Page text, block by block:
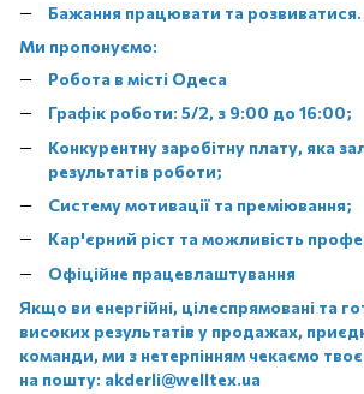
Бажання працювати та розвиватися.
Ми пропонуємо:
Робота в місті Одеса
Графік роботи: 5/2, з 9:00 до 16:00;
Конкурентну заробітну плату, яка
результатів роботи;
Систему мотивації та преміювання;
Кар'єрний ріст та можливість
Офіційне працевлаштування
Якщо ви енергійні, цілеспрямовані та
високих результатів у продажах,
команди, ми з нетерпінням чекаємо
на пошту: akderli@welltex.ua